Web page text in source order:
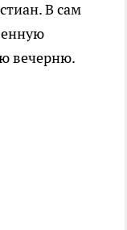
В сам
вечерню.